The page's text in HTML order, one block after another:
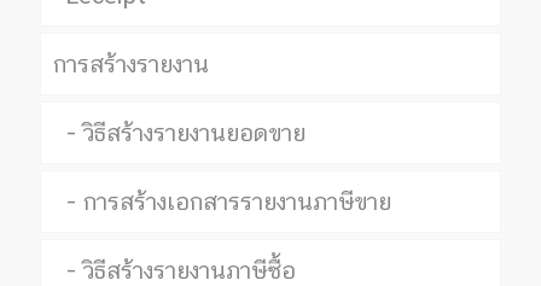
การสร้างรายงาน
วิธีสร้างรายงานยอดขาย
การสร้างเอกสารรายงานภาษีขาย
วิธีสร้างรายงานภาษีซื้อ